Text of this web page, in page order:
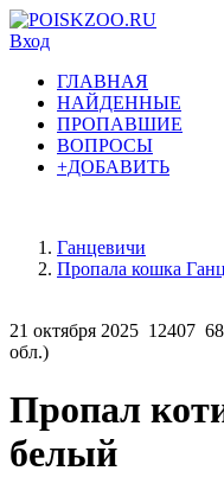
Вход
ГЛАВНАЯ
НАЙДЕННЫЕ
ПРОПАВШИЕ
ВОПРОСЫ
+ДОБАВИТЬ
Ганцевичи
Пропала кошка
21 октября 2025 12407
обл.)
Пропал
белый